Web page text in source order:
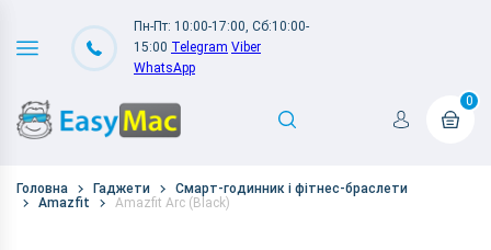
Пн-Пт: 10:00-17:00, Сб:10:00-
15:00 Telegram Viber
WhatsApp
0
Головна Гаджети
Смарт-годинник і фітнес-браслети
Amazfit
Amazfit Arc (Black)